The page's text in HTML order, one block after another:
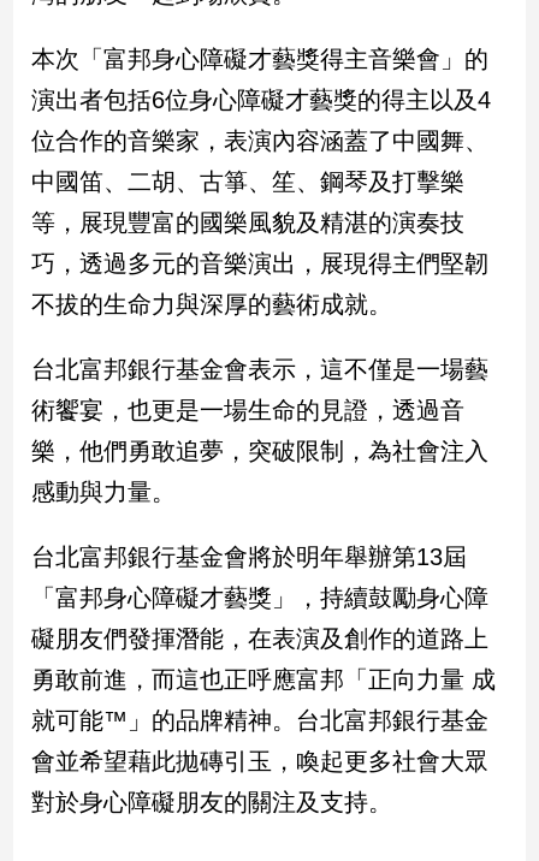
娛
樂
娛
樂
星
聞
流
時
追
星
生
建
築/
內
設
計
旅
遊/
食
本次「富邦身心障礙才藝獎得主音樂會」的
演出者包括6位身心障礙才藝獎的得主以及4
位合作的音樂家，表演內容涵蓋了中國舞、
中國笛、二胡、古箏、笙、鋼琴及打擊樂
等，展現豐富的國樂風貌及精湛的演奏技
巧，透過多元的音樂演出，展現得主們堅韌
不拔的生命力與深厚的藝術成就。
台北富邦銀行基金會表示，這不僅是一場藝
術饗宴，也更是一場生命的見證，透過音
樂，他們勇敢追夢，突破限制，為社會注入
感動與力量。
台北富邦銀行基金會將於明年舉辦第13屆
「富邦身心障礙才藝獎」，持續鼓勵身心障
礙朋友們發揮潛能，在表演及創作的道路上
勇敢前進，而這也正呼應富邦「正向力量 成
就可能™」的品牌精神。台北富邦銀行基金
會並希望藉此拋磚引玉，喚起更多社會大眾
對於身心障礙朋友的關注及支持。